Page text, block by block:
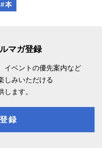
#本
マガ登録
イベントの優先案内など
しみいただける
します。
録